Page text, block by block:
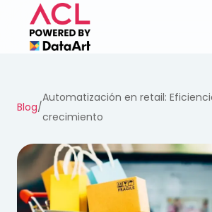
Blog/
Automatización en retail:
crecimiento